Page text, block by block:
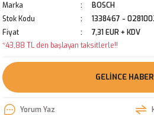
Marka
BOSCH
Stok Kodu
1338467 -
Fiyat
7,31 EUR + KDV
*43,88 TL den başlayan taksitlerle!!
GELINCE
Yorum Yaz